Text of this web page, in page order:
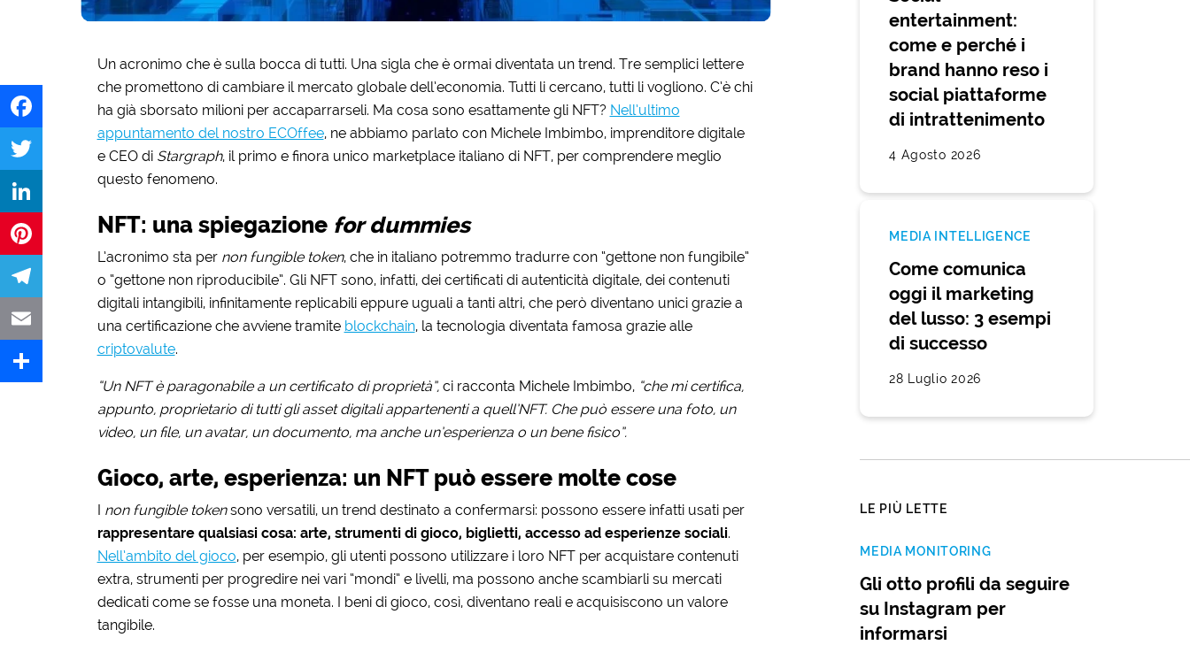
Facebook
Twitter
LinkedIn
Pinterest
Telegram
Email
Un acronimo che è sulla bocca di tutti. Una sigla che è ormai diventata un trend. Tre semplici lettere
che promettono di cambiare il mercato globale dell’economia. Tutti li cercano, tutti li vogliono. C’è chi
ha già sborsato milioni per accaparrarseli. Ma cosa sono esattamente gli NFT? Nell’ultimo
appuntamento del nostro ECOffee, ne abbiamo parlato con Michele Imbimbo, imprenditore digitale
e CEO di Stargraph, il primo e finora unico marketplace italiano di NFT, per comprendere meglio
questo fenomeno.
NFT: una spiegazione for dummies
L’acronimo sta per non fungible token, che in italiano potremmo tradurre con “gettone non fungibile”
o “gettone non riproducibile”. Gli NFT sono, infatti, dei certificati di autenticità digitale, dei contenuti
digitali intangibili, infinitamente replicabili eppure uguali a tanti altri, che però diventano unici grazie a
una certificazione che avviene tramite blockchain, la tecnologia diventata famosa grazie alle
criptovalute.
“Un NFT è paragonabile a un certificato di proprietà”,ci racconta Michele Imbimbo, “che mi certifica,
appunto, proprietario di tutti gli asset digitali appartenenti a quell’NFT. Che può essere una foto, un
video, un file, un avatar, un documento, ma anche un’esperienza o un bene fisico”.
Gioco, arte, esperienza: un NFT può essere molte cose
I non fungible tokensono versatili, un trend destinato a confermarsi: possono essere infatti usati per
rappresentare qualsiasi cosa: arte, strumenti di gioco, biglietti, accesso ad esperienze sociali.
Nell’ambito del gioco, per esempio, gli utenti possono utilizzare i loro NFT per acquistare contenuti
extra, strumenti per progredire nei vari “mondi” e livelli, ma possono anche scambiarli su mercati
dedicati come se fosse una moneta. I beni di gioco, così, diventano reali e acquisiscono un valore
tangibile.
entertainment:
come e perché i
brand hanno reso i
social piattaforme
di intrattenimento
4 Agosto 2026
MEDIA INTELLIGENCE
Come comunica
oggi il marketing
del lusso: 3 esempi
di successo
28 Luglio 2026
LE PIÙ LETTE
MEDIA MONITORING
Gli otto profili da seguire
su Instagram per
informarsi